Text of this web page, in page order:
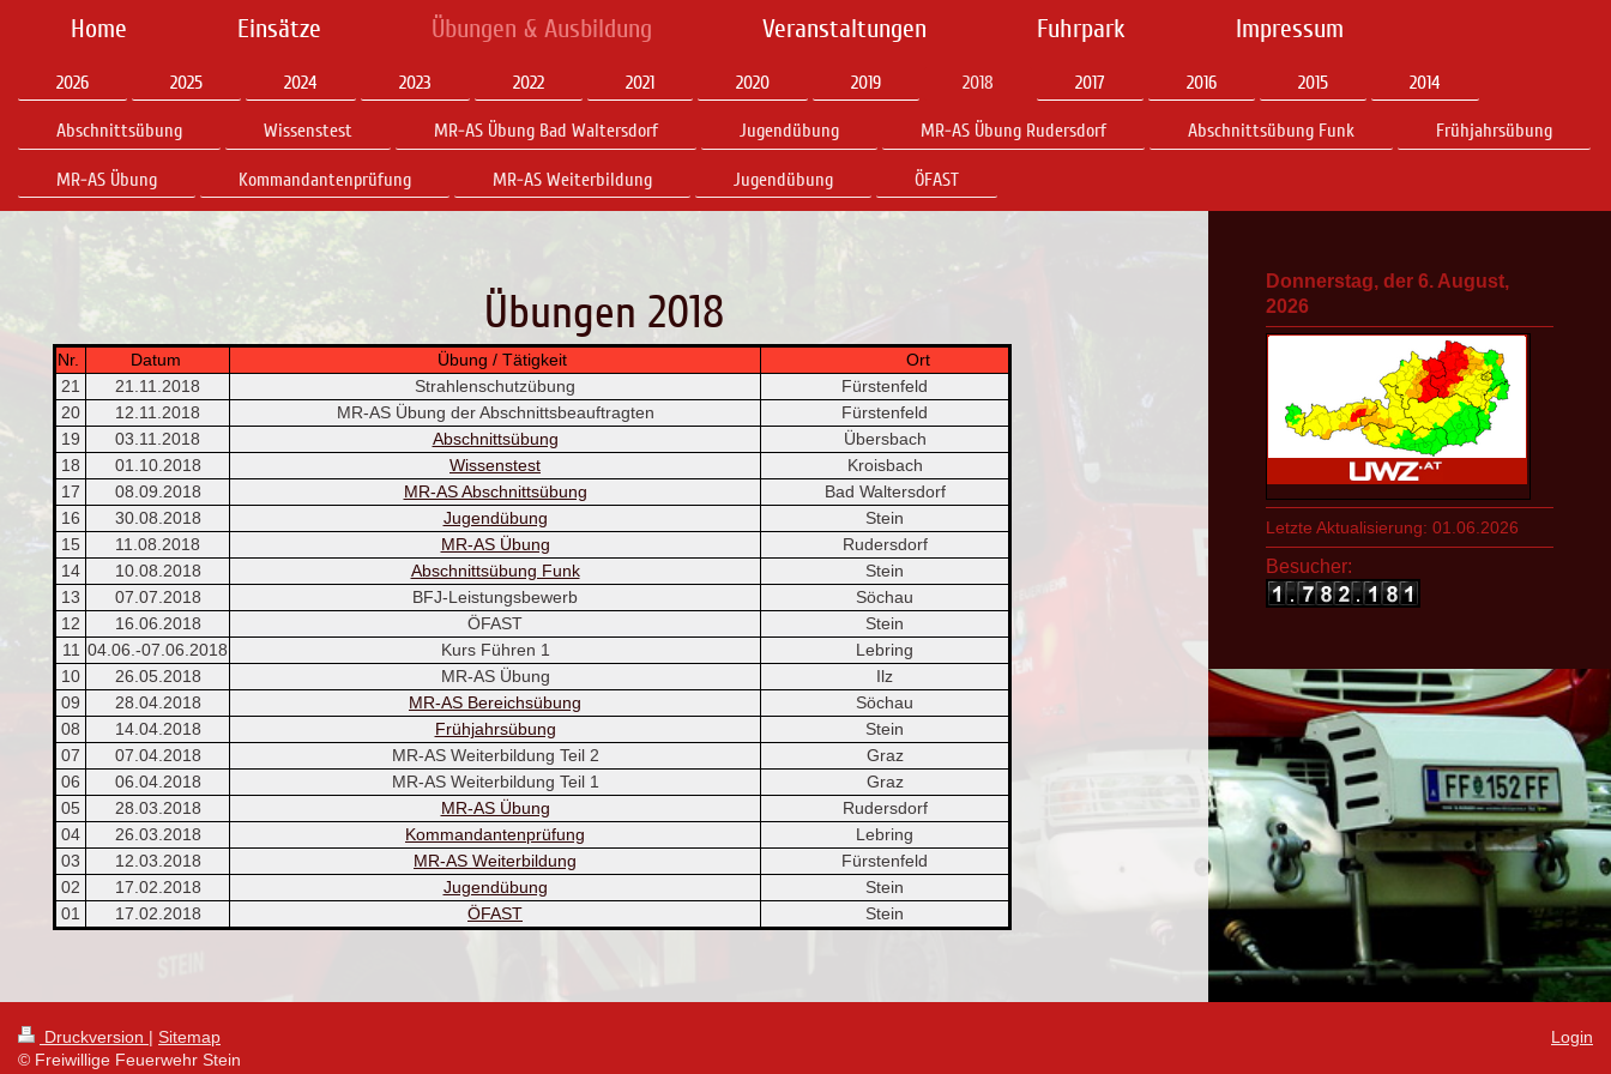
Home Einsätze Übungen & Ausbildung Veranstaltungen Fuhrpark Impressum
2026 2025 2024 2023 2022 2021 2020 2019 2018 2017 2016 2015 2014
Abschnittsübung Wissenstest MR-AS Übung Bad Waltersdorf Jugendübung MR-AS Übung Rudersdorf Abschnittsübung Funk Frühjahrsübung
MR-AS Übung Kommandantenprüfung MR-AS Weiterbildung Jugendübung ÖFAST
Übungen 2018
Nr. Datum Übung / Tätigkeit
Ort
21
21.11.2018 Strahlenschutzübung
Fürstenfeld
20
12.11.2018 MR-AS Übung der Abschnittsbeauftragten
Fürstenfeld
19
03.11.2018 Abschnittsübung
Übersbach
18
01.10.2018 Wissenstest
Kroisbach
17
08.09.2018 MR-AS Abschnittsübung
Bad Waltersdorf
16
30.08.2018 Jugendübung
Stein
15
11.08.2018 MR-AS Übung
Rudersdorf
14
10.08.2018 Abschnittsübung Funk
Stein
13
07.07.2018 BFJ-Leistungsbewerb
Söchau
12
16.06.2018 ÖFAST
Stein
11 04.06.-07.06.2018 Kurs Führen 1
Lebring
10
26.05.2018 MR-AS Übung
Ilz
09
28.04.2018 MR-AS Bereichsübung
Söchau
08
14.04.2018 Frühjahrsübung
Stein
07
07.04.2018 MR-AS Weiterbildung Teil 2
Graz
06
06.04.2018 MR-AS Weiterbildung Teil 1
Graz
05
28.03.2018 MR-AS Übung
Rudersdorf
04
26.03.2018 Kommandantenprüfung
Lebring
03
12.03.2018 MR-AS Weiterbildung
Fürstenfeld
02
17.02.2018 Jugendübung
Stein
01
17.02.2018 ÖFAST Stein
Donnerstag, der 6. August,
2026
Letzte Aktualisierung: 01.06.2026
Besucher:
Druckversion | Sitemap
© Freiwillige Feuerwehr Stein
Login